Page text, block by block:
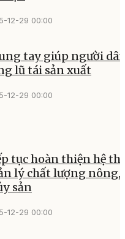
12-29 00:00
tay giúp người
lũ tái sản xuất
12-29 00:00
tục hoàn thiện hệ
lý chất lượng nông,
sản
12-29 00:00